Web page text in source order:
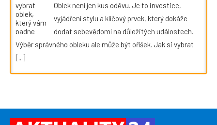
Oblek není jen kus oděvu. Je to investice,
vyjádření stylu a klíčový prvek, který dokáže
dodat sebevědomí na důležitých událostech.
Výběr správného obleku ale může být oříšek. Jak si vybrat
[...]